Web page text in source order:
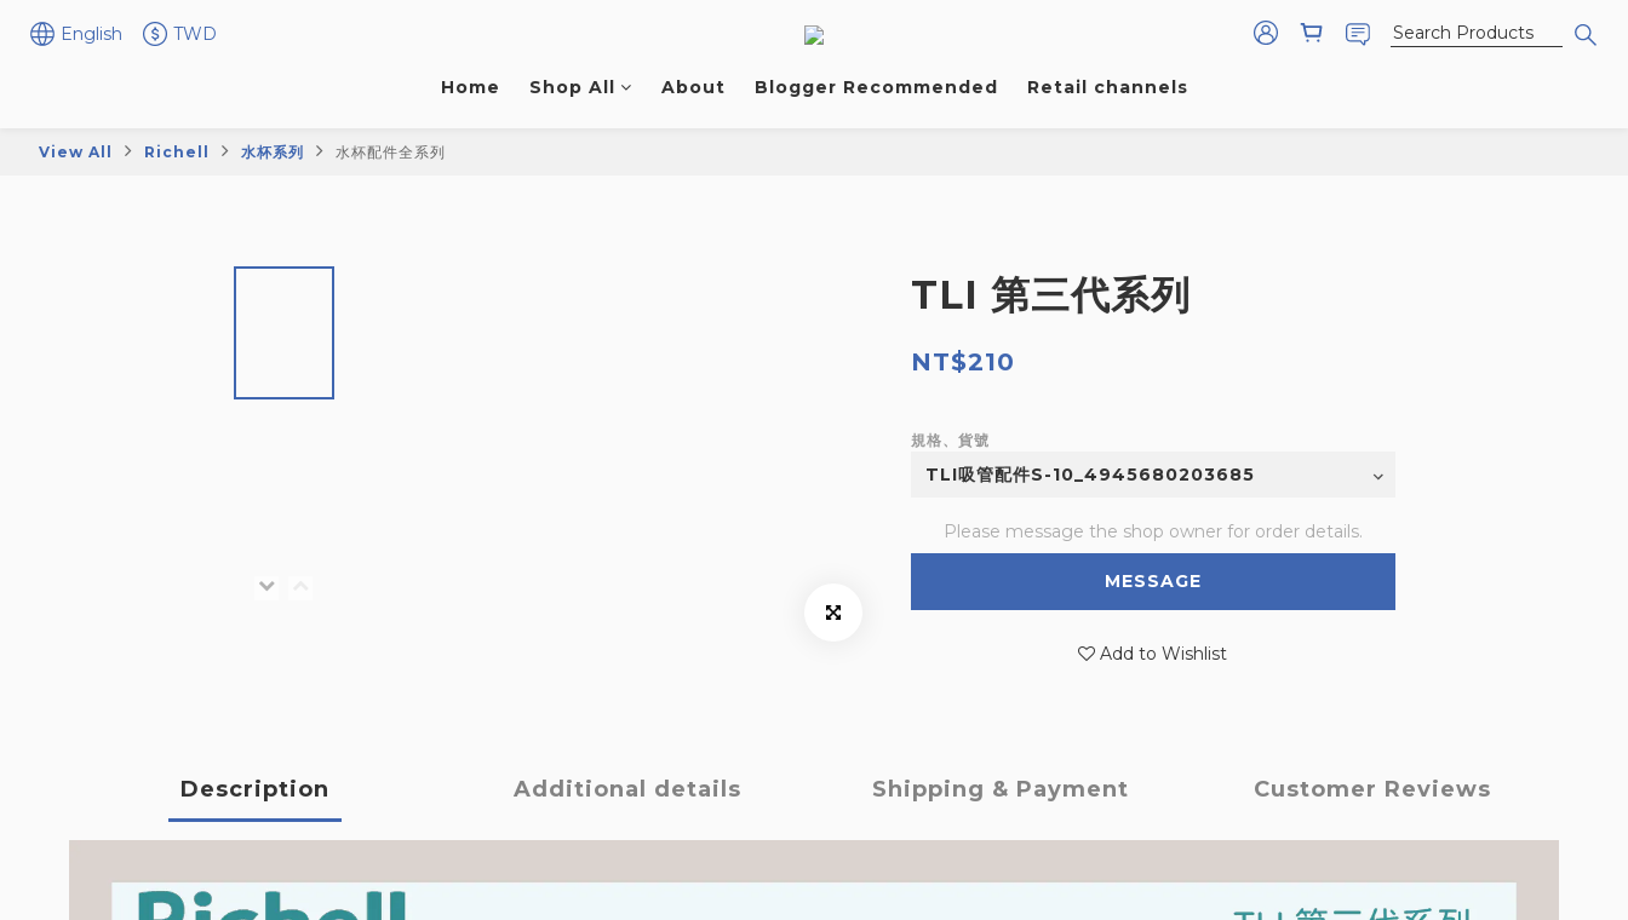
English TWD
Home Shop All About Blogger Recommended Retail channels
View All Richell 水杯系列 水杯配件全系列
TLI 第三代系列
NT$210
規格、貨號
Please message the shop owner for order details.
MESSAGE
Add to Wishlist
Description Additional details Shipping & Payment Customer Reviews